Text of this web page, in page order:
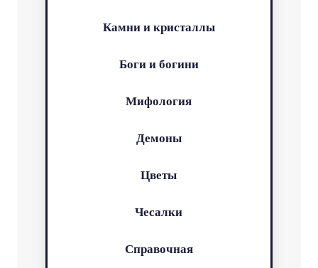
Камни и кристаллы
Боги и богини
Мифология
Демоны
Цветы
Чесалки
Справочная